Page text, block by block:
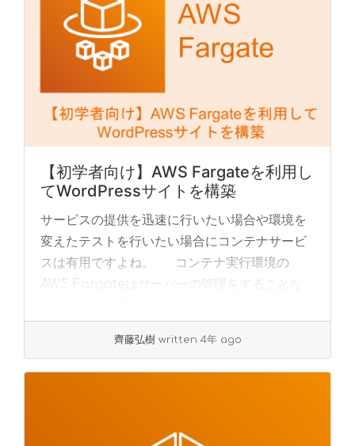
【初学者向け】AWS Fargateを利用し
てWordPressサイトを構築
サービスの提供を迅速に行いたい場合や環境を
変えたテストを行いたい場合にコンテナサービ
スは有用ですよね。 コンテナ実行環境の
AWS Fargateはサーバーの管理をすることな
齊藤弘樹 written 4年 ago